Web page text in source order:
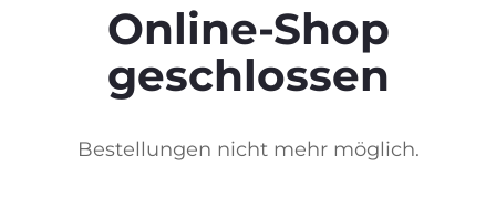
Online-Shop
geschlossen
Bestellungen nicht mehr möglich.